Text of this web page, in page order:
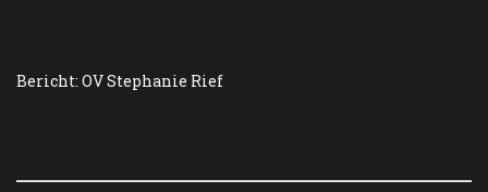
Bericht: OV Stephanie Rief